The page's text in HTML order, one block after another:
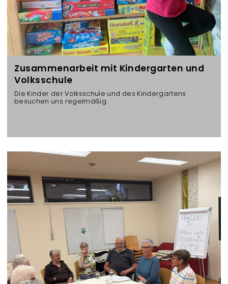
Zusammenarbeit mit Kindergarten und
Volksschule
Die Kinder der Volksschule und des Kindergartens
besuchen uns regelmäßig.